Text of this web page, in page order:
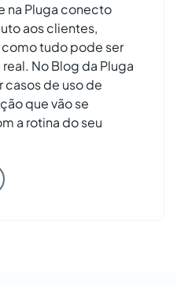
na Pluga conecto
aos clientes,
tudo pode ser
No Blog da Pluga
casos de uso de
que vão se
a rotina do seu